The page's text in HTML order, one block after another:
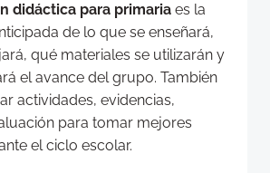
didáctica para primaria es la
de lo que se enseñará,
qué materiales se utilizarán y
el avance del grupo. También
actividades, evidencias,
para tomar mejores
el ciclo escolar.